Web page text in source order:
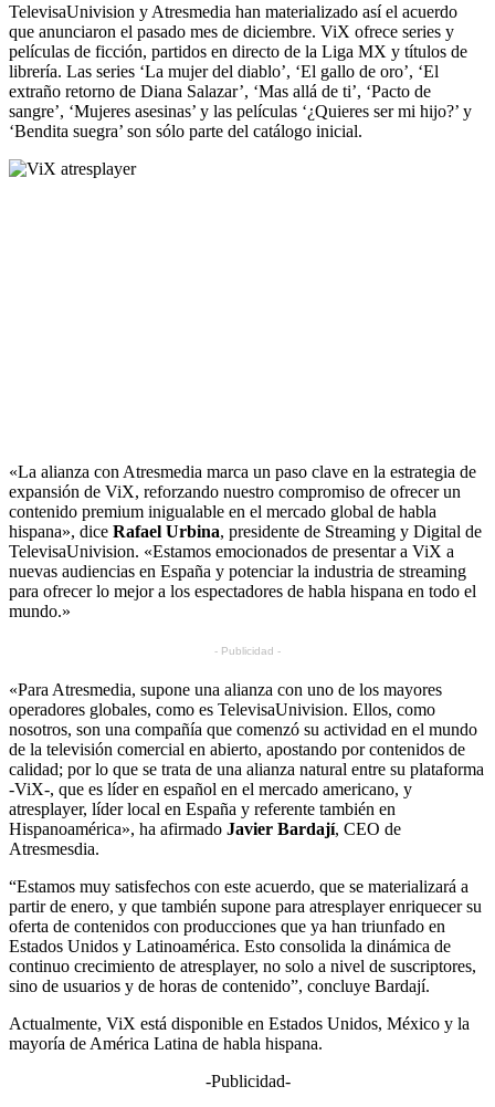
TelevisaUnivision y Atresmedia han materializado así el acuerdo
que anunciaron el pasado mes de diciembre. ViX ofrece series y
películas de ficción, partidos en directo de la Liga MX y títulos de
librería. Las series ‘La mujer del diablo’, ‘El gallo de oro’, ‘El
extraño retorno de Diana Salazar’, ‘Mas allá de ti’, ‘Pacto de
sangre’, ‘Mujeres asesinas’ y las películas ‘¿Quieres ser mi hijo?’ y
‘Bendita suegra’ son sólo parte del catálogo inicial.
«La alianza con Atresmedia marca un paso clave en la estrategia de
expansión de ViX, reforzando nuestro compromiso de ofrecer un
contenido premium inigualable en el mercado global de habla
hispana», dice Rafael Urbina, presidente de Streaming y Digital de
TelevisaUnivision. «Estamos emocionados de presentar a ViX a
nuevas audiencias en España y potenciar la industria de streaming
para ofrecer lo mejor a los espectadores de habla hispana en todo el
mundo.»
- Publicidad -
«Para Atresmedia, supone una alianza con uno de los mayores
operadores globales, como es TelevisaUnivision. Ellos, como
nosotros, son una compañía que comenzó su actividad en el mundo
de la televisión comercial en abierto, apostando por contenidos de
calidad; por lo que se trata de una alianza natural entre su plataforma
-ViX-, que es líder en español en el mercado americano, y
atresplayer, líder local en España y referente también en
Hispanoamérica», ha afirmado Javier Bardají, CEO de
Atresmesdia.
“Estamos muy satisfechos con este acuerdo, que se materializará a
partir de enero, y que también supone para atresplayer enriquecer su
oferta de contenidos con producciones que ya han triunfado en
Estados Unidos y Latinoamérica. Esto consolida la dinámica de
continuo crecimiento de atresplayer, no solo a nivel de suscriptores,
sino de usuarios y de horas de contenido”, concluye Bardají.
Actualmente, ViX está disponible en Estados Unidos, México y la
mayoría de América Latina de habla hispana.
-Publicidad-